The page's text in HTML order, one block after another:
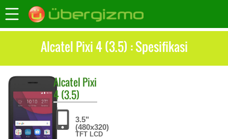
Alcatel Pixi 4 (3.5) : Spesifikasi
Alcatel Pixi
4 (3.5)
3.5"
(480x320)
TFT LCD